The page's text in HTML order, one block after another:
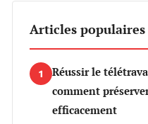
Articles populaires
1
Réussir le
comment
efficacement